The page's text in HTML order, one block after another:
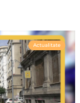
Actualitate